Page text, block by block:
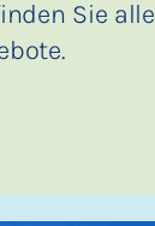
Sie alle